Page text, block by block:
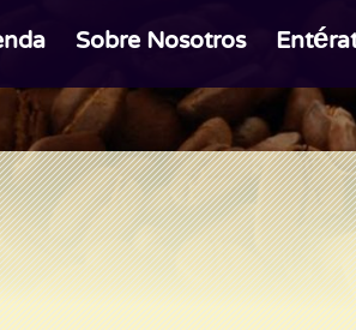
Sobre Nosotros